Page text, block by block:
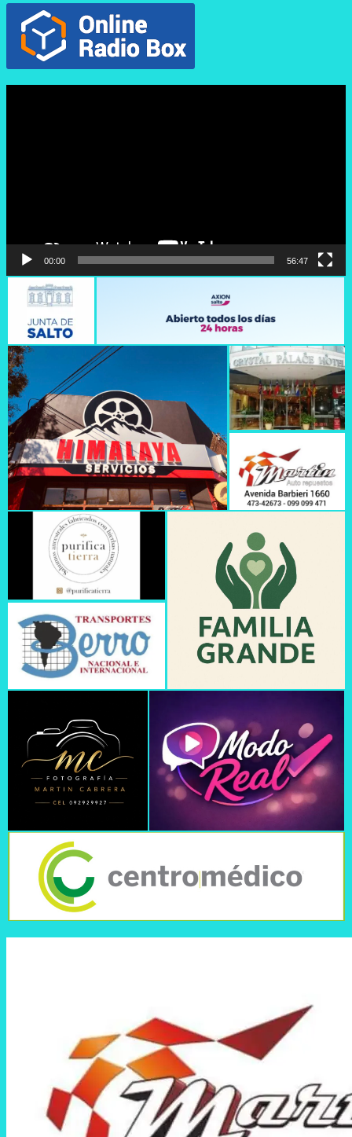
00:00 56:47